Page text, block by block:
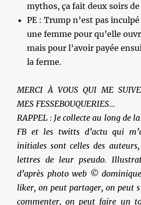
mythos, ça fait deux soirs de
PE : Trump n’est pas
une femme pour qu’elle
mais pour l’avoir payée
la ferme.
MERCI À VOUS QUI ME
MES FESSEBOUQUERIES…
RAPPEL : Je collecte au long de
FB et les twitts d’actu qui
initiales sont celles des
lettres de leur pseudo.
d’après photo web ©
liker, on peut partager, on peut
commenter, on peut faire un